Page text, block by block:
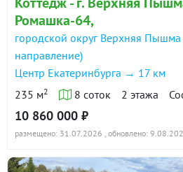
Ромашка-64,
городской округ Верхняя Пышма
направление)
Центр Екатеринбурга → 17 км
235 м2 8 соток 2 этажа
10 860 000 ₽
размещено: 31.07.2026 , обновлено: